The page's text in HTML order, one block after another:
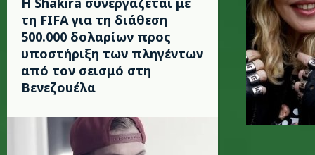
τη FIFA για τη διάθεση
500.000 δολαρίων προς
υποστήριξη των πληγέντων
από τον σεισμό στη
Βενεζουέλα